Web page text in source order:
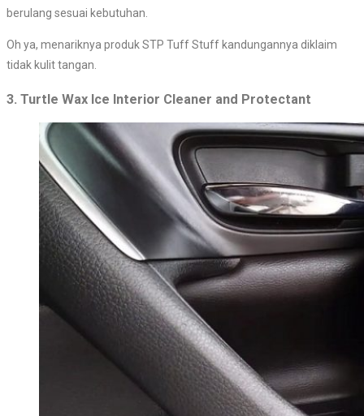
berulang sesuai kebutuhan.
Oh ya, menariknya produk STP Tuff Stuff kandungannya diklaim
tidak kulit tangan.
3. Turtle Wax Ice Interior Cleaner and Protectant